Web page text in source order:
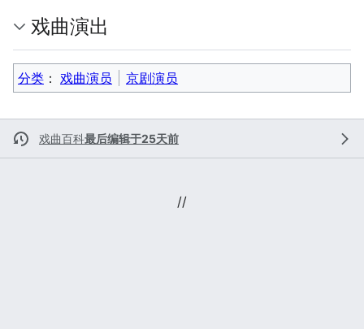
戏曲演出
分类 ：​ 戏曲演员 京剧演员
戏曲百科最后编辑于25天前
//